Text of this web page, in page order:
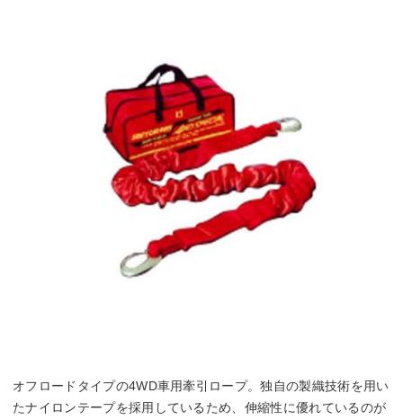
オフロードタイプの4WD車用牽引ロープ。独自の製織技術を用い
たナイロンテープを採用しているため、伸縮性に優れているのが